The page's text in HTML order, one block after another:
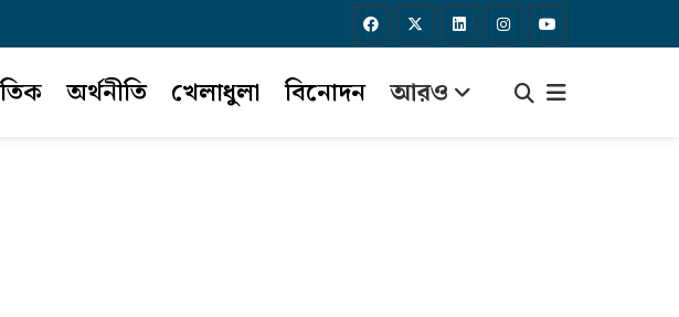
অর্থনীতি খেলাধুলা বিনোদন আরও